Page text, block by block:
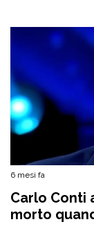
6 mesi fa
Carlo Conti
morto